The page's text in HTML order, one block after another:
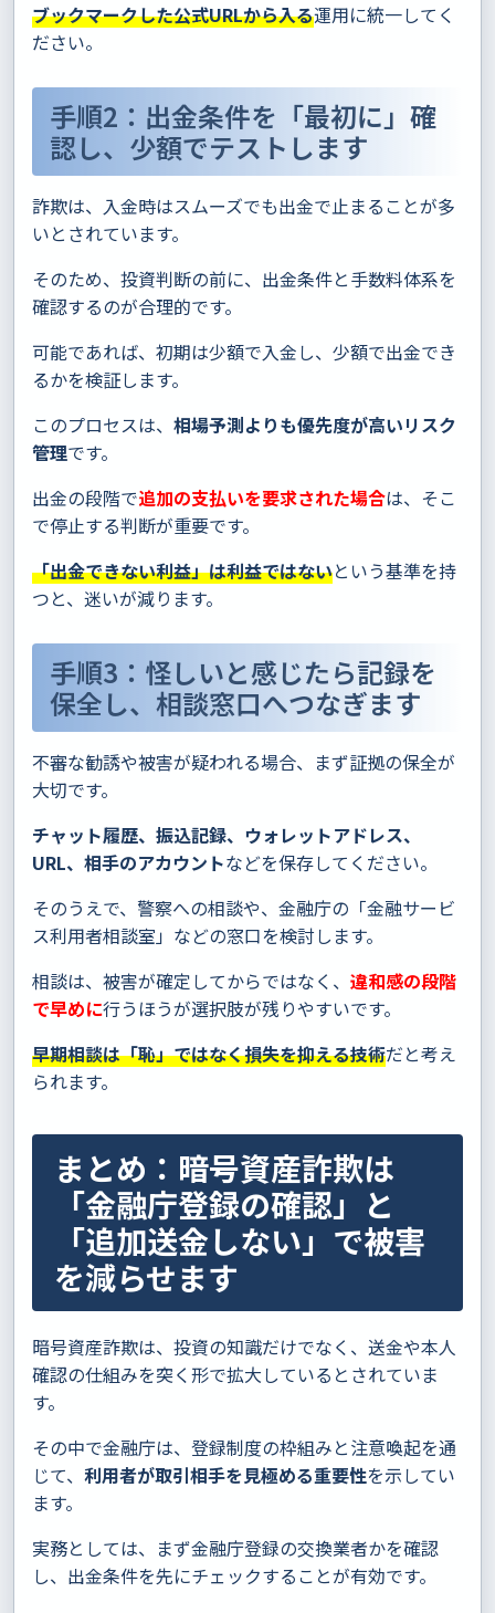
ブックマークした公式URLから入る運用に統一してく
ださい。
手順2：出金条件を「最初に」確
認し、少額でテストします
詐欺は、入金時はスムーズでも出金で止まることが多
いとされています。
そのため、投資判断の前に、出金条件と手数料体系を
確認するのが合理的です。
可能であれば、初期は少額で入金し、少額で出金でき
るかを検証します。
このプロセスは、 相場予測よりも優先度が高いリスク
管理です。
出金の段階で追加の支払いを要求された場合は、そこ
で停止する判断が重要です。
「出金できない利益」は利益ではないという基準を持
つと、迷いが減ります。
手順3：怪しいと感じたら記録を
保全し、相談窓口へつなぎます
不審な勧誘や被害が疑われる場合、まず証拠の保全が
大切です。
チャット履歴、振込記録、ウォレットアドレス、
URL、相手のアカウントなどを保存してください。
そのうえで、警察への相談や、金融庁の「金融サービ
ス利用者相談室」などの窓口を検討します。
相談は、被害が確定してからではなく、 違和感の段階
で早めに行うほうが選択肢が残りやすいです。
早期相談は「恥」ではなく損失を抑える技術だと考え
られます。
まとめ：暗号資産詐欺は
「金融庁登録の確認」と
「追加送金しない」で被害
を減らせます
暗号資産詐欺は、投資の知識だけでなく、送金や本人
確認の仕組みを突く形で拡大しているとされていま
す。
その中で金融庁は、登録制度の枠組みと注意喚起を通
じて、 利用者が取引相手を見極める重要性を示してい
ます。
実務としては、まず金融庁登録の交換業者かを確認
し、出金条件を先にチェックすることが有効です。